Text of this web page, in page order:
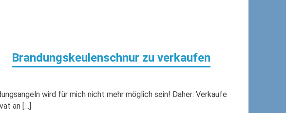
Brandungskeulenschnur zu verkaufen
wird für mich nicht mehr möglich sein! Daher: Verkaufe
an […]